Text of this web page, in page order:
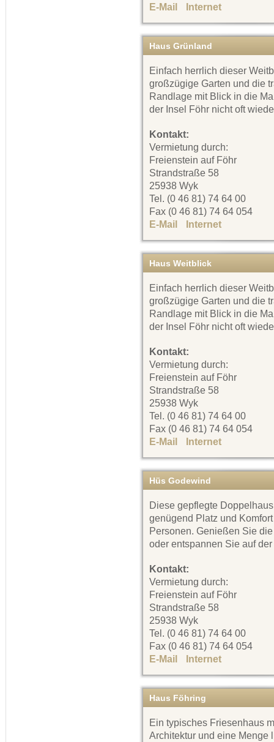
E-Mail Internet
Haus Grünland
Einfach herrlich dieser
großzügige Garten und die
Randlage mit Blick in die
der Insel Föhr nicht oft
Kontakt:
Vermietung durch:
Freienstein auf Föhr
Strandstraße 58
25938 Wyk
Tel. (0 46 81) 74 64 00
Fax (0 46 81) 74 64 054
E-Mail
Internet
Haus Weitblick
Einfach herrlich dieser
großzügige Garten und die
Randlage mit Blick in die
der Insel Föhr nicht oft
Kontakt:
Vermietung durch:
Freienstein auf Föhr
Strandstraße 58
25938 Wyk
Tel. (0 46 81) 74 64 00
Fax (0 46 81) 74 64 054
E-Mail
Internet
Hüs Godewind
Diese gepflegte
genügend Platz und
Personen. Genießen Sie
oder entspannen Sie auf
Kontakt:
Vermietung durch:
Freienstein auf Föhr
Strandstraße 58
25938 Wyk
Tel. (0 46 81) 74 64 00
Fax (0 46 81) 74 64 054
E-Mail
Internet
Haus Föhring
Ein typisches Friesenhaus
Architektur und eine Menge